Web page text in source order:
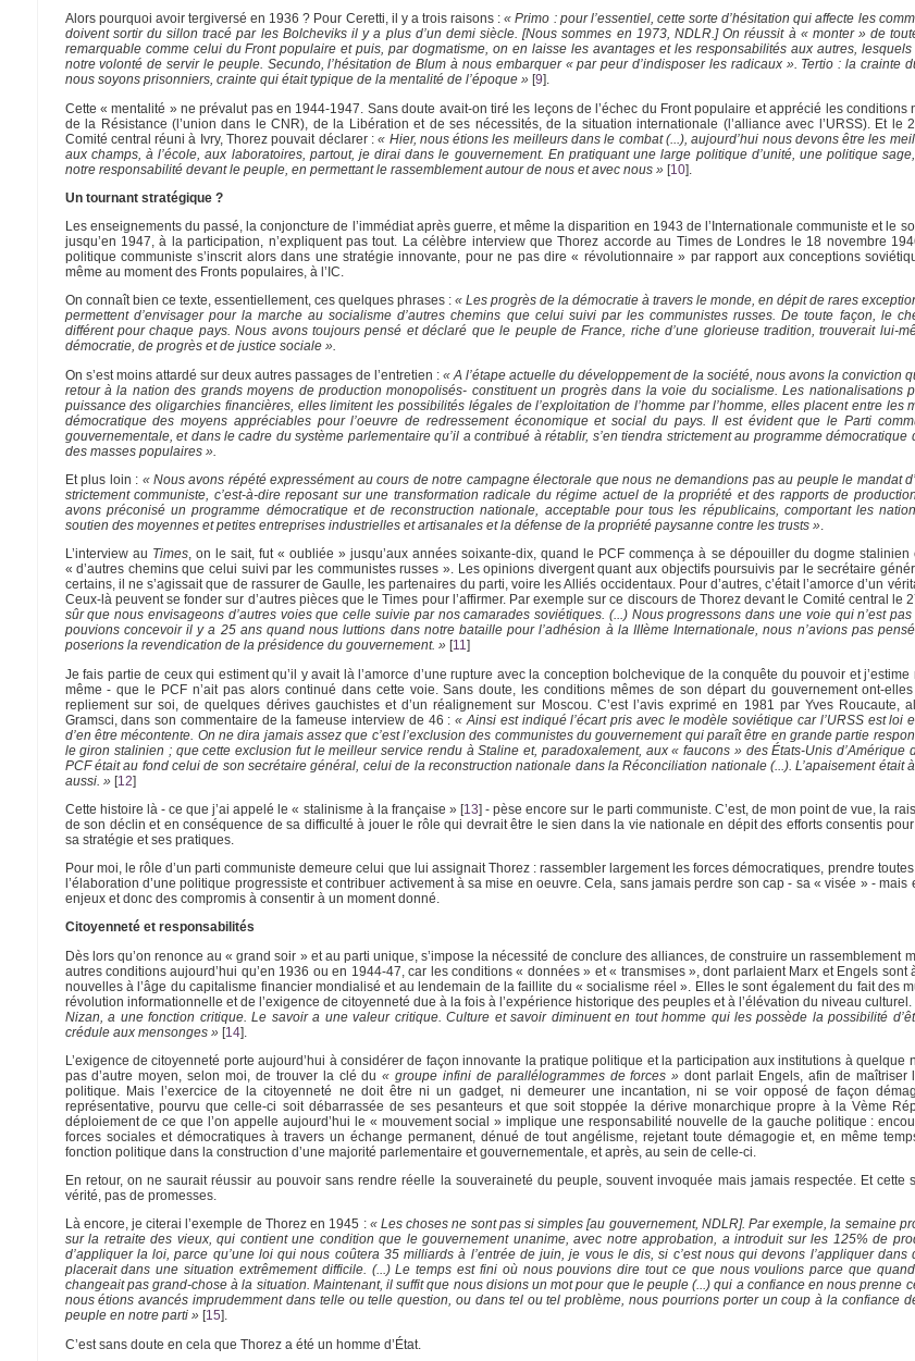
Alors pourquoi avoir tergiversé en 1936 ? Pour Ceretti, il y a trois raisons :« Primo : pour l’essentiel, cette sorte d’hésitation qui affecte les
doivent sortir du sillon tracé par les Bolcheviks il y a plus d’un demi siècle. [Nous sommes en 1973, NDLR.] On réussit à « monter » de
remarquable comme celui du Front populaire et puis, par dogmatisme, on en laisse les avantages et les responsabilités aux autres,
notre volonté de servir le peuple. Secundo, l’hésitation de Blum à nous embarquer « par peur d’indisposer les radicaux ». Tertio : la crainte
nous soyons prisonniers, crainte qui était typique de la mentalité de l’époque »[9].
Cette « mentalité » ne prévalut pas en 1944-1947. Sans doute avait-on tiré les leçons de l’échec du Front populaire et apprécié les
de la Résistance (l’union dans le CNR), de la Libération et de ses nécessités, de la situation internationale (l’alliance avec l’URSS). Et le
Comité central réuni à Ivry, Thorez pouvait déclarer :« Hier, nous étions les meilleurs dans le combat (...), aujourd’hui nous devons être les
aux champs, à l’école, aux laboratoires, partout, je dirai dans le gouvernement. En pratiquant une large politique d’unité, une politique
notre responsabilité devant le peuple, en permettant le rassemblement autour de nous et avec nous »[10].
Un tournant stratégique ?
Les enseignements du passé, la conjoncture de l’immédiat après guerre, et même la disparition en 1943 de l’Internationale communiste et le
jusqu’en 1947, à la participation, n’expliquent pas tout. La célèbre interview que Thorez accorde au Times de Londres le 18 novembre
politique communiste s’inscrit alors dans une stratégie innovante, pour ne pas dire « révolutionnaire » par rapport aux conceptions
même au moment des Fronts populaires, à l’IC.
On connaît bien ce texte, essentiellement, ces quelques phrases : « Les progrès de la démocratie à travers le monde, en dépit de rares
permettent d’envisager pour la marche au socialisme d’autres chemins que celui suivi par les communistes russes. De toute façon, le
différent pour chaque pays. Nous avons toujours pensé et déclaré que le peuple de France, riche d’une glorieuse tradition, trouverait lui-
démocratie, de progrès et de justice sociale ».
On s’est moins attardé sur deux autres passages de l’entretien :« A l’étape actuelle du développement de la société, nous avons la conviction
retour à la nation des grands moyens de production monopolisés- constituent un progrès dans la voie du socialisme. Les nationalisations
puissance des oligarchies financières, elles limitent les possibilités légales de l’exploitation de l’homme par l’homme, elles placent entre les
démocratique des moyens appréciables pour l’oeuvre de redressement économique et social du pays. Il est évident que le Parti
gouvernementale, et dans le cadre du système parlementaire qu’il a contribué à rétablir, s’en tiendra strictement au programme
des masses populaires ».
Et plus loin : « Nous avons répété expressément au cours de notre campagne électorale que nous ne demandions pas au peuple le mandat
strictement communiste, c’est-à-dire reposant sur une transformation radicale du régime actuel de la propriété et des rapports de
avons préconisé un programme démocratique et de reconstruction nationale, acceptable pour tous les républicains, comportant les
soutien des moyennes et petites entreprises industrielles et artisanales et la défense de la propriété paysanne contre les trusts ».
L’interview au Times, on le sait, fut « oubliée » jusqu’aux années soixante-dix, quand le PCF commença à se dépouiller du dogme
« d’autres chemins que celui suivi par les communistes russes ». Les opinions divergent quant aux objectifs poursuivis par le secrétaire
certains, il ne s’agissait que de rassurer de Gaulle, les partenaires du parti, voire les Alliés occidentaux. Pour d’autres, c’était l’amorce d’un
Ceux-là peuvent se fonder sur d’autres pièces que le Times pour l’affirmer. Par exemple sur ce discours de Thorez devant le Comité central le
sûr que nous envisageons d’autres voies que celle suivie par nos camarades soviétiques. (...) Nous progressons dans une voie qui n’est
pouvions concevoir il y a 25 ans quand nous luttions dans notre bataille pour l’adhésion à la IIIème Internationale, nous n’avions pas
poserions la revendication de la présidence du gouvernement. »[11]
Je fais partie de ceux qui estiment qu’il y avait là l’amorce d’une rupture avec la conception bolchevique de la conquête du pouvoir et
même - que le PCF n’ait pas alors continué dans cette voie. Sans doute, les conditions mêmes de son départ du gouvernement ont-
repliement sur soi, de quelques dérives gauchistes et d’un réalignement sur Moscou. C’est l’avis exprimé en 1981 par Yves Roucaute,
Gramsci, dans son commentaire de la fameuse interview de 46 :« Ainsi est indiqué l’écart pris avec le modèle soviétique car l’URSS est loi
d’en être mécontente. On ne dira jamais assez que c’est l’exclusion des communistes du gouvernement qui paraît être en grande partie
le giron stalinien ; que cette exclusion fut le meilleur service rendu à Staline et, paradoxalement, aux « faucons » des États-Unis d’Amérique
PCF était au fond celui de son secrétaire général, celui de la reconstruction nationale dans la Réconciliation nationale (...). L’apaisement était
aussi. »[12]
Cette histoire là - ce que j’ai appelé le « stalinisme à la française »[13] - pèse encore sur le parti communiste. C’est, de mon point de vue, la
de son déclin et en conséquence de sa difficulté à jouer le rôle qui devrait être le sien dans la vie nationale en dépit des efforts consentis
sa stratégie et ses pratiques.
Pour moi, le rôle d’un parti communiste demeure celui que lui assignait Thorez : rassembler largement les forces démocratiques, prendre
l’élaboration d’une politique progressiste et contribuer activement à sa mise en oeuvre. Cela, sans jamais perdre son cap - sa « visée » -
enjeux et donc des compromis à consentir à un moment donné.
Citoyenneté et responsabilités
Dès lors qu’on renonce au « grand soir » et au parti unique, s’impose la nécessité de conclure des alliances, de construire un rassemblement
autres conditions aujourd’hui qu’en 1936 ou en 1944-47, car les conditions « données » et « transmises », dont parlaient Marx et Engels sont
nouvelles à l’âge du capitalisme financier mondialisé et au lendemain de la faillite du « socialisme réel ». Elles le sont également du fait des
révolution informationnelle et de l’exigence de citoyenneté due à la fois à l’expérience historique des peuples et à l’élévation du niveau culturel.
Nizan, a une fonction critique. Le savoir a une valeur critique. Culture et savoir diminuent en tout homme qui les possède la possibilité
crédule aux mensonges »[14].
L’exigence de citoyenneté porte aujourd’hui à considérer de façon innovante la pratique politique et la participation aux institutions à quelque
pas d’autre moyen, selon moi, de trouver la clé du« groupe infini de parallélogrammes de forces » dont parlait Engels, afin de maîtriser
politique. Mais l’exercice de la citoyenneté ne doit être ni un gadget, ni demeurer une incantation, ni se voir opposé de façon
représentative, pourvu que celle-ci soit débarrassée de ses pesanteurs et que soit stoppée la dérive monarchique propre à la Vème
déploiement de ce que l’on appelle aujourd’hui le « mouvement social » implique une responsabilité nouvelle de la gauche politique :
forces sociales et démocratiques à travers un échange permanent, dénué de tout angélisme, rejetant toute démagogie et, en même
fonction politique dans la construction d’une majorité parlementaire et gouvernementale, et après, au sein de celle-ci.
En retour, on ne saurait réussir au pouvoir sans rendre réelle la souveraineté du peuple, souvent invoquée mais jamais respectée. Et cette
vérité, pas de promesses.
Là encore, je citerai l’exemple de Thorez en 1945 : « Les choses ne sont pas si simples [au gouvernement, NDLR]. Par exemple, la semaine
sur la retraite des vieux, qui contient une condition que le gouvernement unanime, avec notre approbation, a introduit sur les 125% de
d’appliquer la loi, parce qu’une loi qui nous coûtera 35 milliards à l’entrée de juin, je vous le dis, si c’est nous qui devons l’appliquer
placerait dans une situation extrêmement difficile. (...) Le temps est fini où nous pouvions dire tout ce que nous voulions parce que
changeait pas grand-chose à la situation. Maintenant, il suffit que nous disions un mot pour que le peuple (...) qui a confiance en nous prenne
nous étions avancés imprudemment dans telle ou telle question, ou dans tel ou tel problème, nous pourrions porter un coup à la confiance
peuple en notre parti »[15].
C’est sans doute en cela que Thorez a été un homme d’État.